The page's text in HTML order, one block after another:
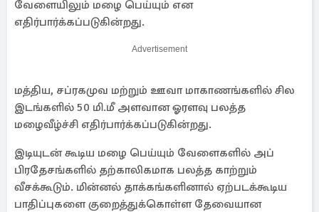
வேளையிலும் மழை பெய்யும் என
எதிர்பார்க்கப்படுகின்றது.
Advertisement
மத்திய, சப்ரகமுவ மற்றும் ஊவா மாகாணங்களில் சில
இடங்களில் 50 மி.மீ அளவான ஓரளவு பலத்த
மழைவீழ்ச்சி எதிர்பார்க்கப்படுகின்றது.
இடியுடன் கூடிய மழை பெய்யும் வேளைகளில் அப்
பிரதேசங்களில் தற்காலிகமாக பலத்த காற்றும்
வீசக்கூடும். மின்னல் தாக்கங்களினால் ஏற்படக்கூடிய
பாதிப்புகளை குறைத்துக்கொள்ள தேவையான